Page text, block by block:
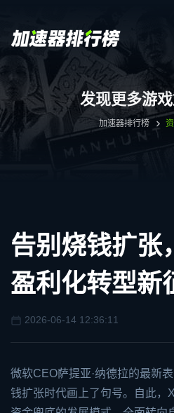
发现更多游
加速器排行榜
告别烧钱扩张
盈利化转型新
2026-06-14 12:36:11
微软CEO萨提亚·纳德拉的最新
钱扩张时代画上了句号。自此，